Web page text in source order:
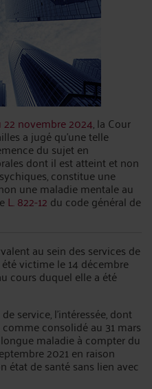
novembre 2024, la Cour
a jugé qu’une telle
du sujet en
dont il est atteint et non
constitue une
une maladie mentale au
L. 822-12 du code général de
au sein des services de
victime le 14 décembre
cours duquel elle a été
service, l'intéressée, dont
consolidé au 31 mars
maladie à compter du
2021 en raison
état de santé sans lien avec